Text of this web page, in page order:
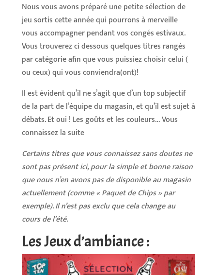
Nous vous avons préparé une petite sélection de
jeu sortis cette année qui pourrons à merveille
vous accompagner pendant vos congés estivaux.
Vous trouverez ci dessous quelques titres rangés
par catégorie afin que vous puissiez choisir celui (
ou ceux) qui vous conviendra(ont)!
Il est évident qu’il ne s’agit que d’un top subjectif
de la part de l’équipe du magasin, et qu’il est sujet à
débats. Et oui ! Les goûts et les couleurs… Vous
connaissez la suite
Certains titres que vous connaissez sans doutes ne
sont pas présent ici, pour la simple et bonne raison
que nous n’en avons pas de disponible au magasin
actuellement (comme « Paquet de Chips » par
exemple). Il n’est pas exclu que cela change au
cours de l’été.
Les Jeux d’ambiance :